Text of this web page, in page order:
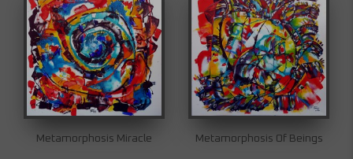
Metamorphosis Miracle Metamorphosis Of Beings